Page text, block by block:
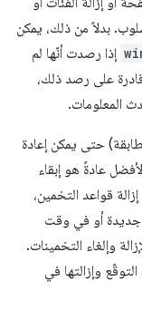
بدلاً من ذلك، يمكن
إذا رصدت أنّها لم
على رصد ذلك،
المعلومات.
حتى يمكن إعادة
عادةً هو إبقاء
قواعد التخمين،
جديدة أو في وقت
وإلغاء التخمينات.
وإزالتها في